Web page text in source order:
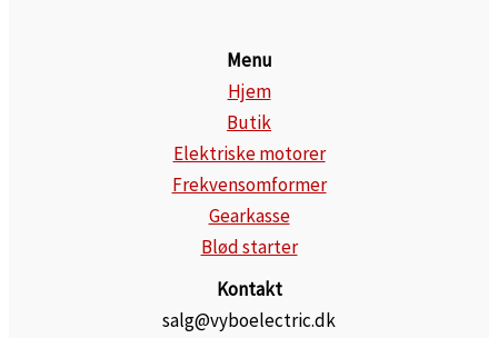
Menu
Hjem
Butik
Elektriske motorer
Frekvensomformer
Gearkasse
Blød starter
Kontakt
salg@vyboelectric.dk